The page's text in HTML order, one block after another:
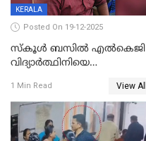
KERALA
Posted On 19-12-2025
സ്കൂൾ ബസിൽ എൽകെജി
വിദ്യാര്‍ത്ഥിനിയെ
ക്ലീനര്‍ പിടിയിൽ
1 Min Read View All